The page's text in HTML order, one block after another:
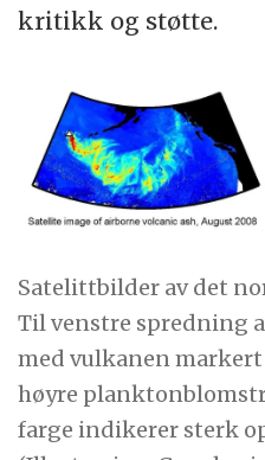
kritikk og støtte.
Satelittbilder av det
Til venstre spredning
med vulkanen
høyre
farge indikerer sterk